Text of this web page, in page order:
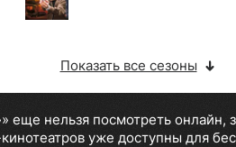
Показать все сезоны
еще нельзя посмотреть онлайн,
уже доступны для